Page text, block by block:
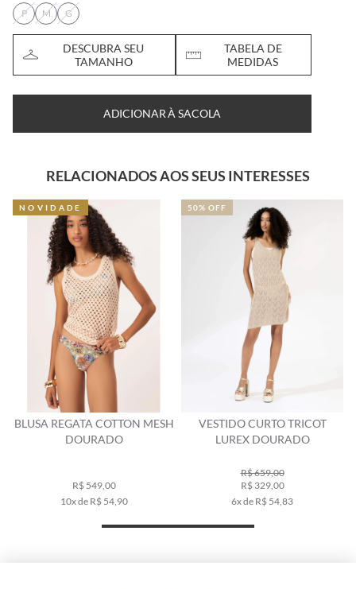
P
M G
DESCUBRA SEU
TAMANHO
TABELA DE
MEDIDAS
ADICIONAR À SACOLA
RELACIONADOS AOS SEUS INTERESSES
BLUSA REGATA COTTON MESH
DOURADO
R$ 549,00
10x de R$ 54,90
NOVIDADE
VESTIDO CURTO TRICOT
LUREX DOURADO
R$ 659,00
R$ 329,00
6x de R$ 54,83
50% OFF